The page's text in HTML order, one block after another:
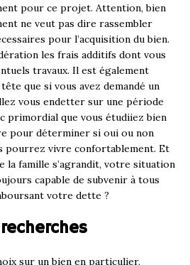
pour ce projet. Attention, bien
ne veut pas dire rassembler
pour l’acquisition du bien.
les frais additifs dont vous
travaux. Il est également
que si vous avez demandé un
vous endetter sur une période
primordial que vous étudiiez bien
pour déterminer si oui ou non
pourrez vivre confortablement. Et
la famille s’agrandit, votre situation
capable de subvenir à tous
votre dette ?
sur un bien en particulier,